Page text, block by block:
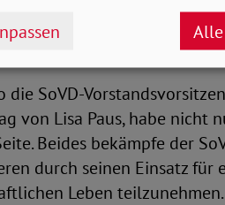
gegen Einsamkeit
die SoVD-
von Lisa Paus, habe nicht
Beides bekämpfe der
durch seinen Einsatz
Leben